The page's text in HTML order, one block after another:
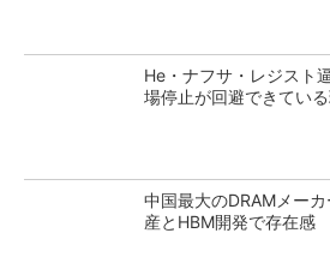
He・ナフサ・レジス
場停止が回避できてい
中国最大のDRAMメー
産とHBM開発で存在感